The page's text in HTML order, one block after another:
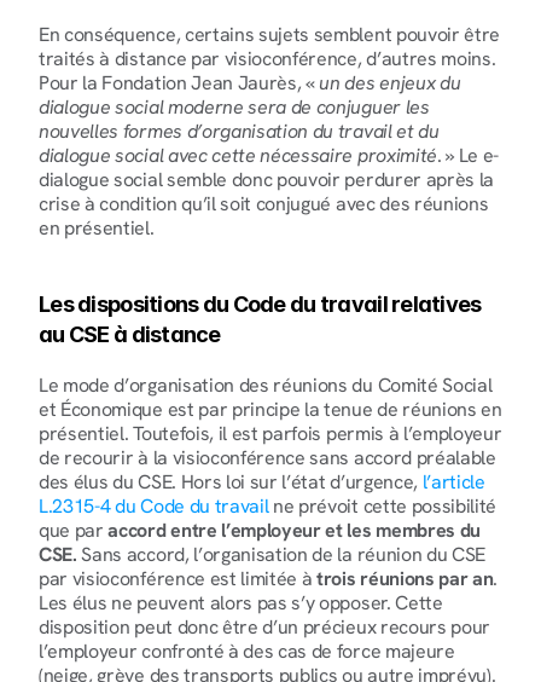
En conséquence, certains sujets semblent pouvoir être
traités à distance par visioconférence, d’autres moins.
Pour la Fondation Jean Jaurès, « un des enjeux du
dialogue social moderne sera de conjuguer les
nouvelles formes d’organisation du travail et du
dialogue social avec cette nécessaire proximité. » Le e-
dialogue social semble donc pouvoir perdurer après la
crise à condition qu’il soit conjugué avec des réunions
en présentiel.
Les dispositions du Code du travail relatives
au CSE à distance
Le mode d’organisation des réunions du Comité Social
et Économique est par principe la tenue de réunions en
présentiel. Toutefois, il est parfois permis à l’employeur
de recourir à la visioconférence sans accord préalable
des élus du CSE. Hors loi sur l’état d’urgence, l’article
L.2315-4 du Code du travail ne prévoit cette possibilité
que par accord entre l’employeur et les membres du
CSE. Sans accord, l’organisation de la réunion du CSE
par visioconférence est limitée à trois réunions par an.
Les élus ne peuvent alors pas s’y opposer. Cette
disposition peut donc être d’un précieux recours pour
l’employeur confronté à des cas de force majeure
(neige, grève des transports publics ou autre imprévu).